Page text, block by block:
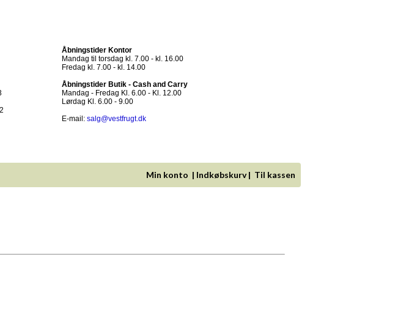
Åbningstider Kontor
Mandag til torsdag kl. 7.00 - kl. 16.00
Fredag kl. 7.00 - kl. 14.00
Åbningstider Butik - Cash and Carry
Mandag - Fredag Kl. 6.00 - Kl. 12.00
Lørdag Kl. 6.00 - 9.00
E-mail: salg@vestfrugt.dk
Min konto | Indkøbskurv| Til kassen